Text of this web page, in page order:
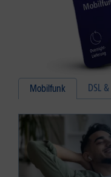
Mobilfunk DSL